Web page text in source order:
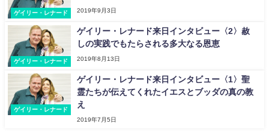
ゲイリー・レナード 2019年9月3日
ゲイリー・レナード
ゲイリー・レナード来日インタビュー〈2〉赦
しの実践でもたらされる多大なる恩恵
2019年8月13日
ゲイリー・レナード
ゲイリー・レナード来日インタビュー〈1〉聖
霊たちが伝えてくれたイエスとブッダの真の教
え
2019年7月5日